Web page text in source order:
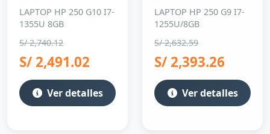
LAPTOP HP 250 G10 I7-
1355U 8GB
S/ 2,740.12
S/ 2,491.02
Ver detalles
LAPTOP HP 250 G9 I7-
1255U/8GB
S/ 2,632.59
S/ 2,393.26
Ver detalles